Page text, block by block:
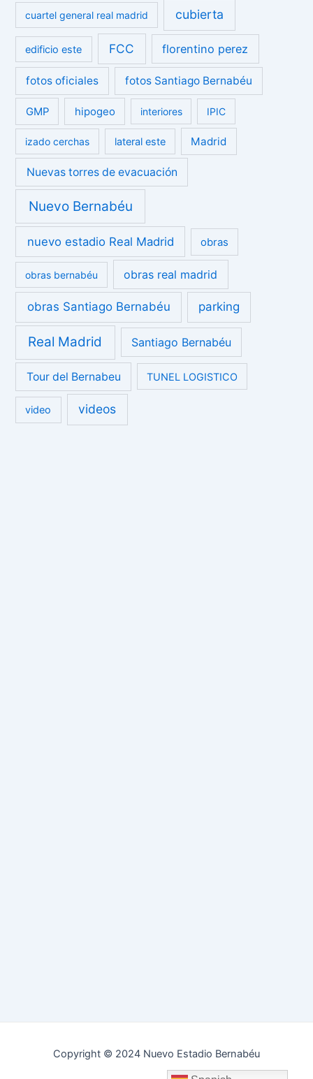
cuartel general real madrid cubierta
edificio este FCC florentino perez
fotos oficiales fotos Santiago Bernabéu
GMP hipogeo interiores IPIC
izado cerchas lateral este Madrid
Nuevas torres de evacuación
Nuevo Bernabéu
nuevo estadio Real Madrid obras
obras bernabéu obras real madrid
obras Santiago Bernabéu parking
Real Madrid Santiago Bernabéu
Tour del Bernabeu TUNEL LOGISTICO
video videos
Copyright © 2024 Nuevo Estadio Bernabéu